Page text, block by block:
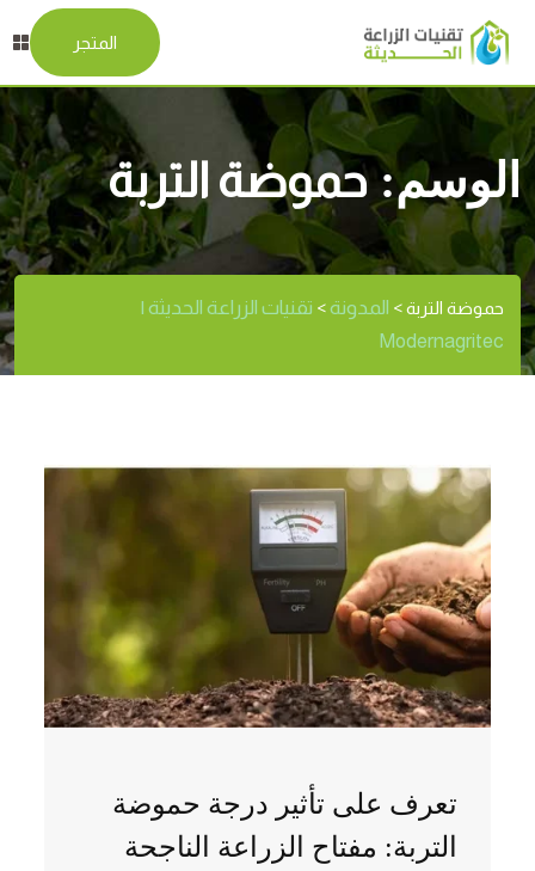
المتجر
الوسم:حموضة التربة
حموضة التربة> المدونة> تقنيات الزراعة الحديثة |
Modernagritec
تعرف على تأثير درجة حموضة
التربة: مفتاح الزراعة الناجحة